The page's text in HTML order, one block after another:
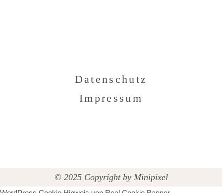
Datenschutz
Impressum
© 2025 Copyright by Minipixel